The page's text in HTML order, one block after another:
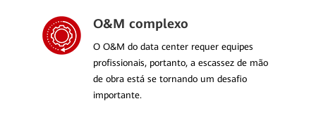
O&M complexo
O O&M do data center requer equipes
profissionais, portanto, a escassez de mão
de obra está se tornando um desafio
importante.